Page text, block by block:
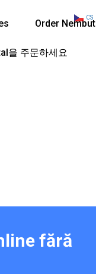
Order
을 주문하세요
fără
CS